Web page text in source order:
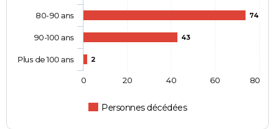
74
43
2
Personnes décédées
80-90 ans
90-100 ans
Plus de 100 ans
0 20 40 60 80